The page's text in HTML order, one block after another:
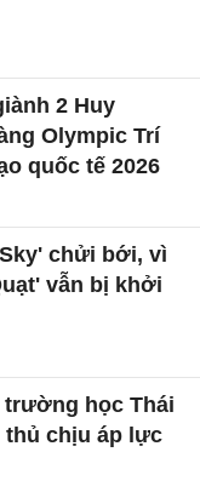
2 Huy
Olympic Trí
quốc tế 2026
chửi bới, vì
vẫn bị khởi
trường học Thái
thủ chịu áp lực